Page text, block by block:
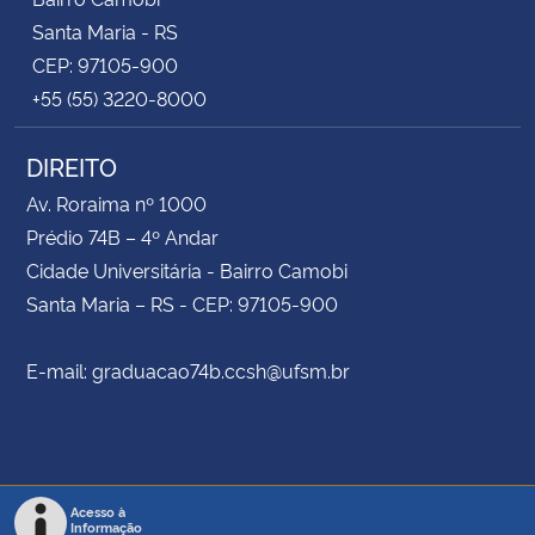
Santa Maria - RS
CEP: 97105-900
+55 (55) 3220-8000
DIREITO
Av. Roraima nº 1000
Prédio 74B – 4º Andar
Cidade Universitária - Bairro Camobi
Santa Maria – RS - CEP: 97105-900
E-mail: graduacao74b.ccsh@ufsm.br
Acesso à
Informação